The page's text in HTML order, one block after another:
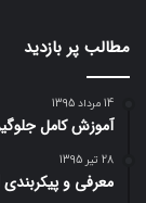
مطالب پر بازدید
14 مرداد 1395
آموزش کامل
28 تیر 1395
معرفی و پیکربندی EtherChannel بر روی سوئیچ های سیسکو